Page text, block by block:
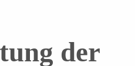
der